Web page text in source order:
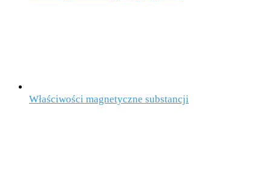
Właściwości magnetyczne substancji